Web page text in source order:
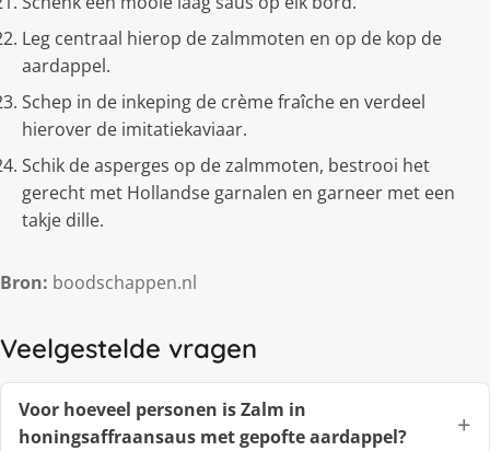
Leg centraal hierop de zalmmoten en op de kop de
aardappel.
Schep in de inkeping de crème fraîche en verdeel
hierover de imitatiekaviaar.
Schik de asperges op de zalmmoten, bestrooi het
gerecht met Hollandse garnalen en garneer met een
takje dille.
Bron: boodschappen.nl
Veelgestelde vragen
Voor hoeveel personen is Zalm in
honingsaffraansaus met gepofte aardappel?